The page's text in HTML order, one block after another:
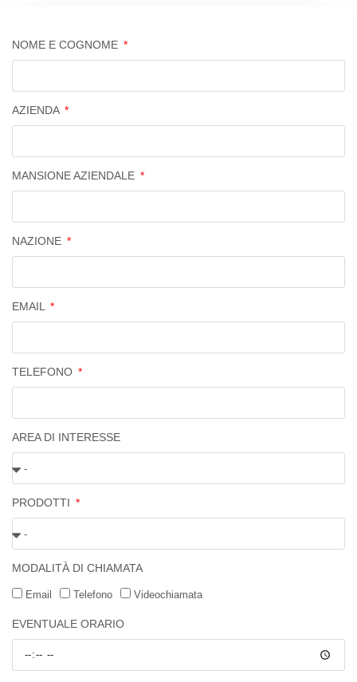
NOME E COGNOME
AZIENDA
MANSIONE AZIENDALE
NAZIONE
EMAIL
TELEFONO
AREA DI INTERESSE
PRODOTTI
MODALITÀ DI CHIAMATA
Email Telefono Videochiamata
EVENTUALE ORARIO